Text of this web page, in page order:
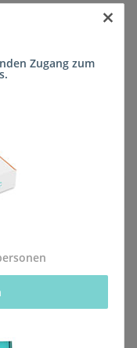
werden direkt an
Lernen
×
Zugang zum